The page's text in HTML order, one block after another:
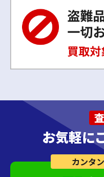
お気軽に
カンタ